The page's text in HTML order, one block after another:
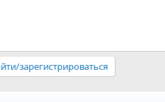
зарегистрироваться